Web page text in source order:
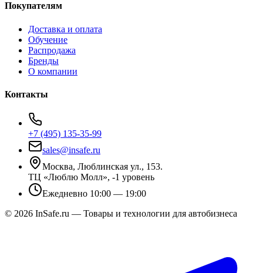
Покупателям
Доставка и оплата
Обучение
Распродажа
Бренды
О компании
Контакты
+7 (495) 135-35-99
sales@insafe.ru
Москва, Люблинская ул., 153.
ТЦ «Люблю Молл», -1 уровень
Ежедневно 10:00 — 19:00
© 2026 InSafe.ru — Товары и технологии для автобизнеса